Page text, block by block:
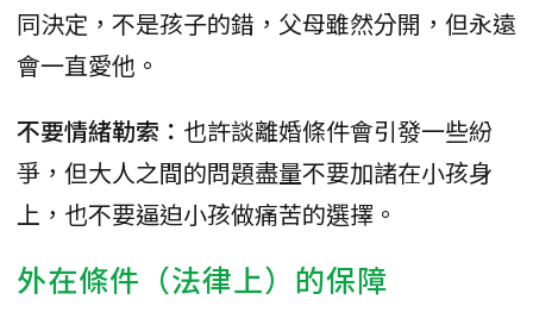
同決定，不是孩子的錯，父母雖然分開，但永遠
會一直愛他。
不要情緒勒索： 也許談離婚條件會引發一些紛
爭，但大人之間的問題盡量不要加諸在小孩身
上，也不要逼迫小孩做痛苦的選擇。
外在條件（法律上）的保障